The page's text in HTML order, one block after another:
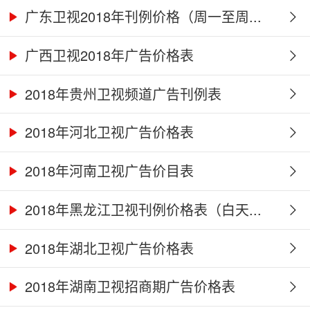
广东卫视2018年刊例价格（周一至周...
广西卫视2018年广告价格表
2018年贵州卫视频道广告刊例表
2018年河北卫视广告价格表
2018年河南卫视广告价目表
2018年黑龙江卫视刊例价格表（白天...
2018年湖北卫视广告价格表
2018年湖南卫视招商期广告价格表